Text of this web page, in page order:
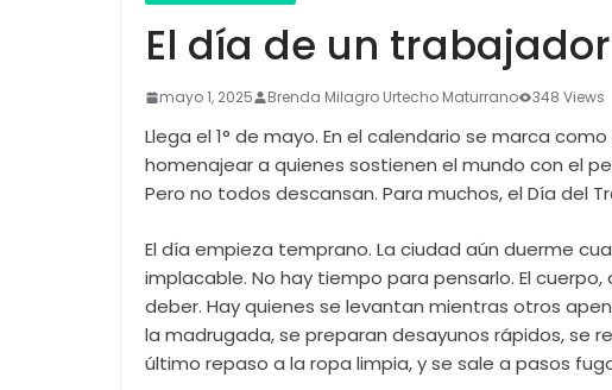
El día de un trabajador
mayo 1, 2025 Brenda Milagro Urtecho Maturrano 348 Views
Llega el 1° de mayo. En el calendario se marca
homenajear a quienes sostienen el mundo con el
Pero no todos descansan. Para muchos, el Día del
El día empieza temprano. La ciudad aún duerme
implacable. No hay tiempo para pensarlo. El
deber. Hay quienes se levantan mientras otros
la madrugada, se preparan desayunos rápidos, se
último repaso a la ropa limpia, y se sale a pasos